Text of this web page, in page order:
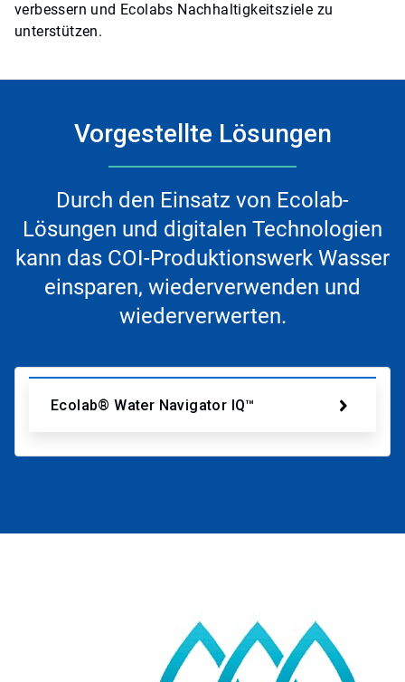
verbessern und Ecolabs Nachhaltigkeitsziele zu
unterstützen.
Vorgestellte Lösungen
Durch den Einsatz von Ecolab-
Lösungen und digitalen Technologien
kann das COI-Produktionswerk Wasser
einsparen, wiederverwenden und
wiederverwerten.
Ecolab® Water Navigator IQ™